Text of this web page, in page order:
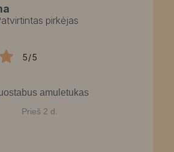
pirkėjas
5/5
amuletukas
Prieš 2 d.